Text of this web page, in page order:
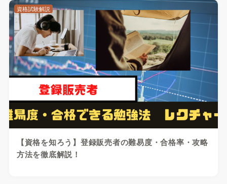
【資格を知ろう】登録販売者の難易度・合格率・攻略
方法を徹底解説！
資格試験解説